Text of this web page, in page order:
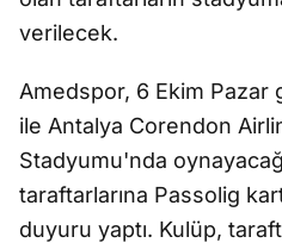
verilecek.
Amedspor, 6 Ekim Pazar
ile Antalya Corendon
Stadyumu'nda
taraftarlarına Passolig
duyuru yaptı. Kulüp,